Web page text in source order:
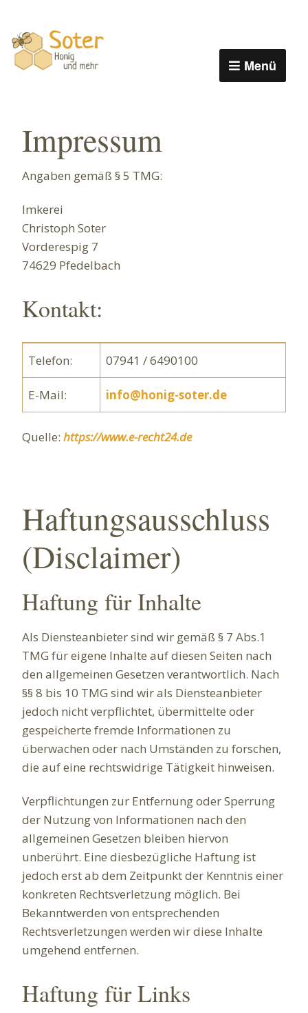
Menü
Impressum
Angaben gemäß § 5 TMG:
Imkerei
Christoph Soter
Vorderespig 7
74629 Pfedelbach
Kontakt:
Telefon: 07941 / 6490100
E-Mail: info@honig-soter.de
Quelle: https://www.e-recht24.de
Haftungsausschluss
(Disclaimer)
Haftung für Inhalte
Als Diensteanbieter sind wir gemäß § 7 Abs.1
TMG für eigene Inhalte auf diesen Seiten nach
den allgemeinen Gesetzen verantwortlich. Nach
§§ 8 bis 10 TMG sind wir als Diensteanbieter
jedoch nicht verpflichtet, übermittelte oder
gespeicherte fremde Informationen zu
überwachen oder nach Umständen zu forschen,
die auf eine rechtswidrige Tätigkeit hinweisen.
Verpflichtungen zur Entfernung oder Sperrung
der Nutzung von Informationen nach den
allgemeinen Gesetzen bleiben hiervon
unberührt. Eine diesbezügliche Haftung ist
jedoch erst ab dem Zeitpunkt der Kenntnis einer
konkreten Rechtsverletzung möglich. Bei
Bekanntwerden von entsprechenden
Rechtsverletzungen werden wir diese Inhalte
umgehend entfernen.
Haftung für Links